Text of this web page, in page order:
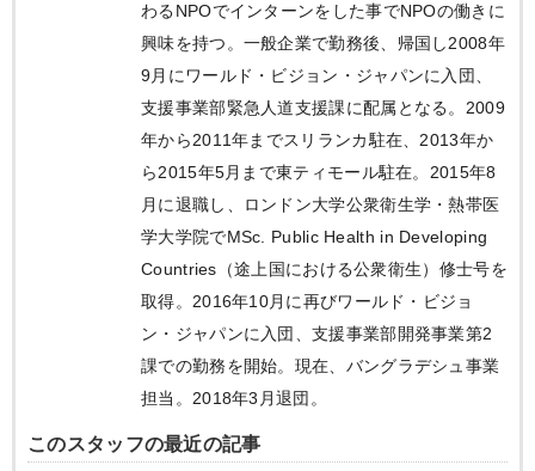
わるNPOでインターンをした事でNPOの働きに
興味を持つ。一般企業で勤務後、帰国し2008年
9月にワールド・ビジョン・ジャパンに入団、
支援事業部緊急人道支援課に配属となる。2009
年から2011年までスリランカ駐在、2013年か
ら2015年5月まで東ティモール駐在。2015年8
月に退職し、ロンドン大学公衆衛生学・熱帯医
学大学院でMSc. Public Health in Developing
Countries（途上国における公衆衛生）修士号を
取得。2016年10月に再びワールド・ビジョ
ン・ジャパンに入団、支援事業部開発事業第2
課での勤務を開始。現在、バングラデシュ事業
担当。2018年3月退団。
このスタッフの最近の記事